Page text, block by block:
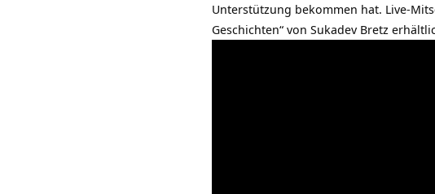
Unterstützung bekommen hat. Live-
Geschichten“ von Sukadev Bretz